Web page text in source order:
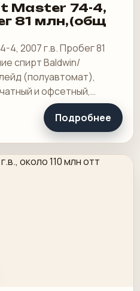
Master 74-4,
81 млн,(общ
4, 2007 г.в. Пробег 81
спирт Baldwin/
(полуавтомат),
и офсетный,
-PM74 - краски и.
Подробнее